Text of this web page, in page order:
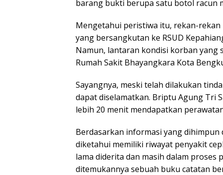
barang bukti berupa satu botol racun
Mengetahui peristiwa itu, rekan-
yang bersangkutan ke RSUD
Namun, lantaran kondisi korban
Rumah Sakit Bhayangkara Kota
Sayangnya, meski telah dilakukan
dapat diselamatkan. Briptu Agung Tri
lebih 20 menit mendapatkan
Berdasarkan informasi yang
diketahui memiliki riwayat penyakit
lama diderita dan masih dalam
ditemukannya sebuah buku catatan